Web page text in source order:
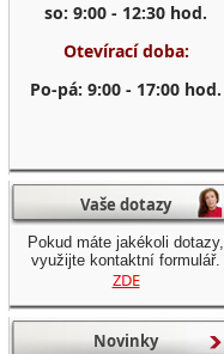
so: 9:00 - 12:30 hod.
Otevírací doba:
Po-pá: 9:00 - 17:00 hod.
Vaše dotazy
Pokud máte jakékoli dotazy,
využijte kontaktní formulář.
ZDE
Novinky